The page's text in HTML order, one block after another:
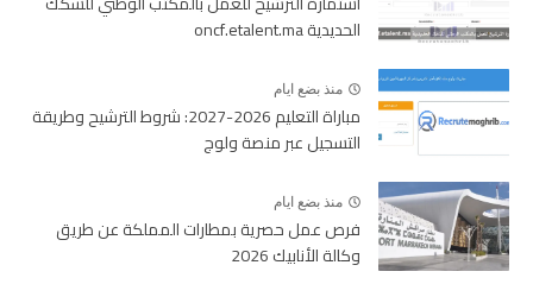
الحديدية oncf.etalent.ma
منذ بضع ايام
مباراة التعليم 2026-2027: شروط الترشيح وطريقة
التسجيل عبر منصة ولوج
منذ بضع ايام
فرص عمل حصرية بمطارات المملكة عن طريق
وكالة الأنابيك 2026